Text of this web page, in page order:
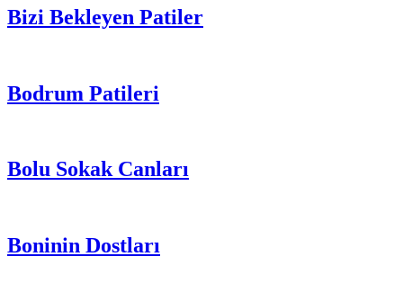
Bizi Bekleyen Patiler
Bodrum Patileri
Bolu Sokak Canları
Boninin Dostları